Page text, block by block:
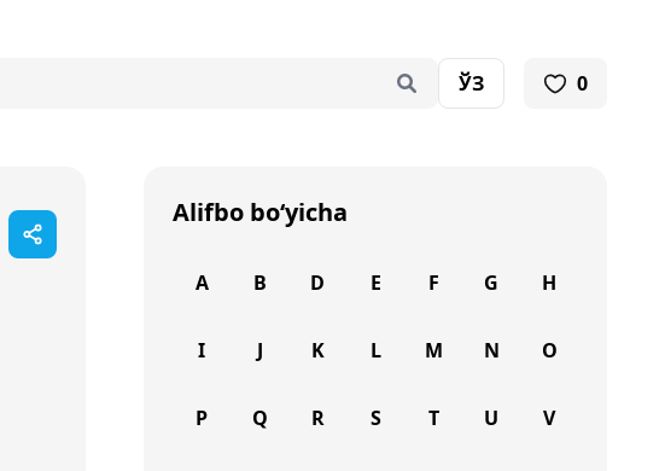
ЎЗ 0
Alifbo bo‘yicha
A B D E F G H
I J K L M N O
P Q R S T U V